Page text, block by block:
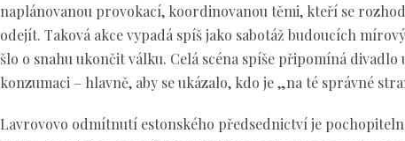
naplánovanou provokací, koordinovanou těmi, kteří se
odejít. Taková akce vypadá spíš jako sabotáž budoucích
šlo o snahu ukončit válku. Celá scéna spíše připomíná
konzumaci – hlavně, aby se ukázalo, kdo je „na té správné
Lavrovovo odmítnutí estonského předsednictví je